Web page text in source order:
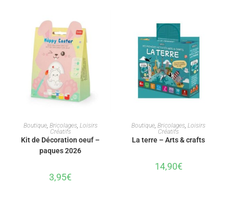
AJOUTER AU PANIER
Boutique, Bricolages, Loisirs
Créatifs
Kit de Décoration oeuf –
paques 2026
3,95€
AJOUTER AU PANIER
Boutique,Bricolages,Loisirs
Créatifs
La terre – Arts & crafts
14,90€